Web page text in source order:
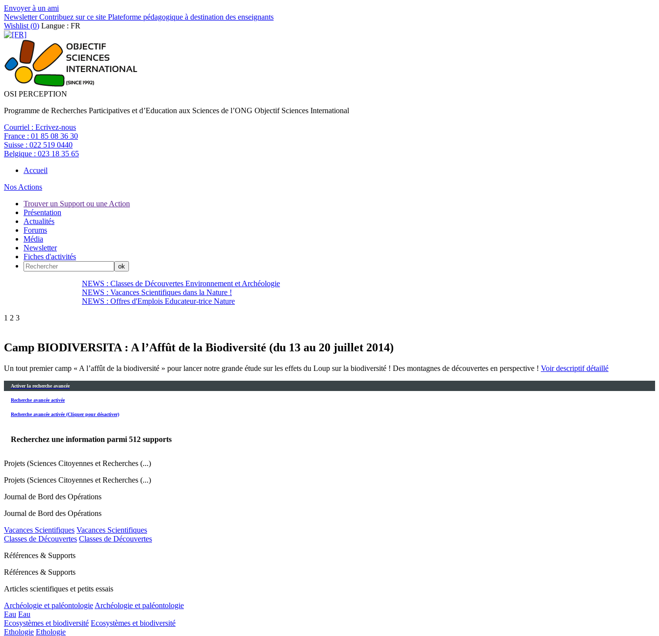
Envoyer à un ami
NewsletterContribuez sur ce site Plateforme pédagogique à destination des enseignants
Wishlist (0) Langue : FR
OSI PERCEPTION
Programme de Recherches Participatives et d’Education aux Sciences de l’ONG Objectif Sciences International
Courriel : Ecrivez-nous
France : 01 85 08 36 30
Suisse : 022 519 0440
Belgique : 023 18 35 65
Accueil
Nos Actions
Trouver un Support ou une Action
Présentation
Actualités
Forums
Média
Newsletter
Fiches d'activités
NEWS : Classes de Découvertes Environnement et Archéologie
NEWS : Vacances Scientifiques dans la Nature !
NEWS : Offres d'Emplois Educateur-trice Nature
1 2 3
Camp BIODIVERSITA : A l’Affût de la Biodiversité (du 13 au 20 juillet 2014)
Un tout premier camp « A l’affût de la biodiversité » pour lancer notre grande étude sur les effets du Loup sur la biodiversité ! Des montagnes de découvertes en perspective ! Voir descriptif détaillé
Activer la recherche avancée
Recherche avancée activée
Recherche avancée activée (Cliquer pour désactiver)
Recherchez une information parmi 512 supports
Projets (Sciences Citoyennes et Recherches (...)
Projets (Sciences Citoyennes et Recherches (...)
Journal de Bord des Opérations
Journal de Bord des Opérations
Vacances Scientifiques Vacances Scientifiques
Classes de Découvertes Classes de Découvertes
Références & Supports
Références & Supports
Articles scientifiques et petits essais
Archéologie et paléontologie Archéologie et paléontologie
Eau Eau
Ecosystèmes et biodiversité Ecosystèmes et biodiversité
Ethologie Ethologie